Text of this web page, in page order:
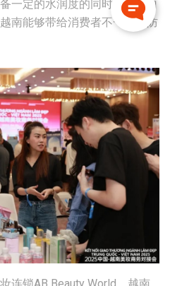
一定的水润度的同时可以美白
南能够带给消费者不一样的防